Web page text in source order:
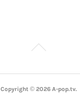
Copyright © 2026 A-pop.tv.